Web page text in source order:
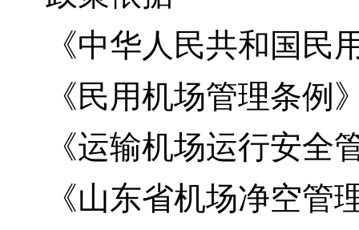
《中华人民共和国民
《民用机场管理条例
《运输机场运行安全
《山东省机场净空管